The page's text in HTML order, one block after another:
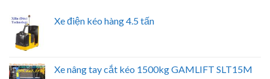
Xe điện kéo hàng 4.5 tấn
Xe nâng tay cắt kéo 1500kg GAMLIFT SLT15M